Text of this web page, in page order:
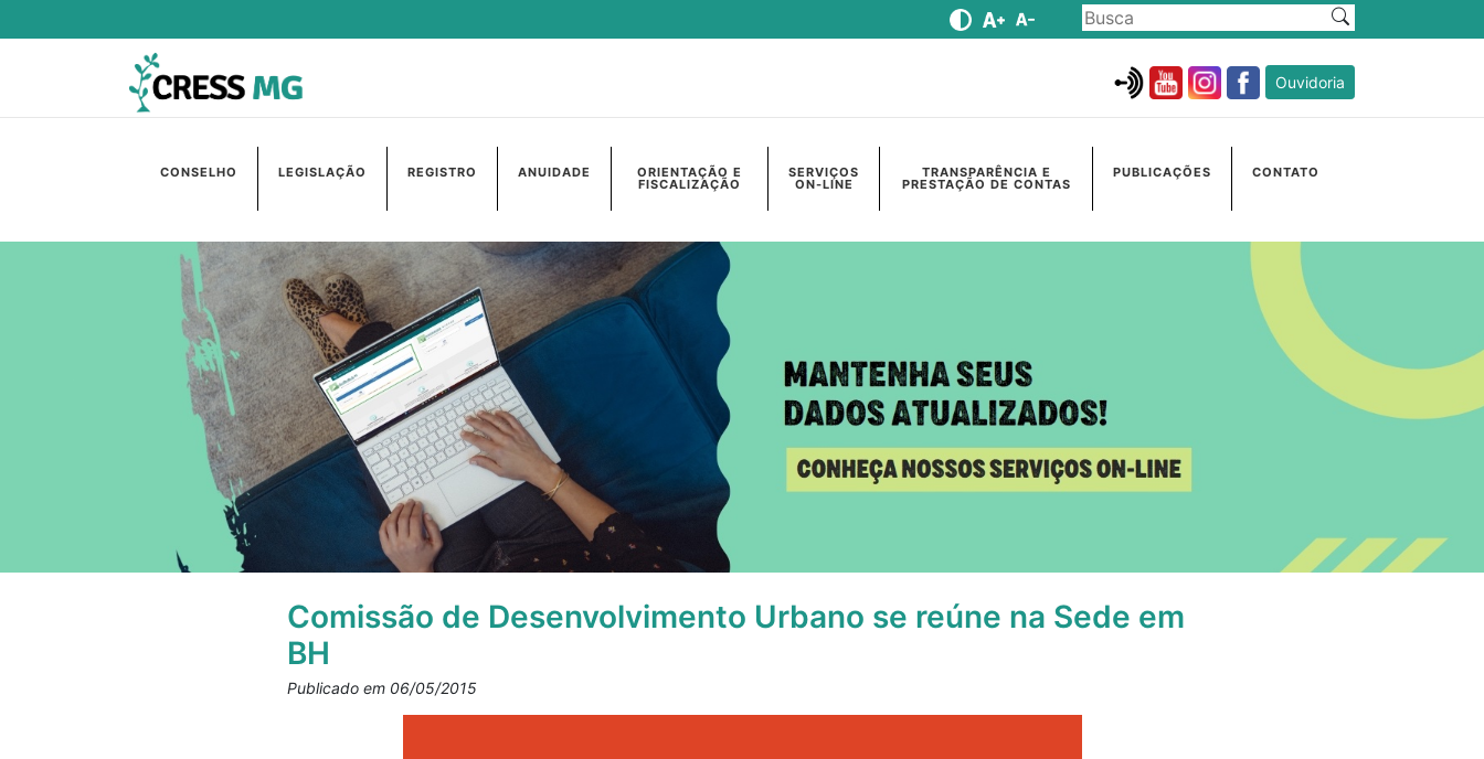
Ouvidoria
CONSELHO LEGISLAÇÃO REGISTRO ANUIDADE ORIENTAÇÃO E
FISCALIZAÇÃO
SERVIÇOS
ON-LINE
TRANSPARÊNCIA E
PRESTAÇÃO DE CONTAS
PUBLICAÇÕES CONTATO
Comissão de Desenvolvimento Urbano se reúne na Sede em
BH
Publicado em 06/05/2015